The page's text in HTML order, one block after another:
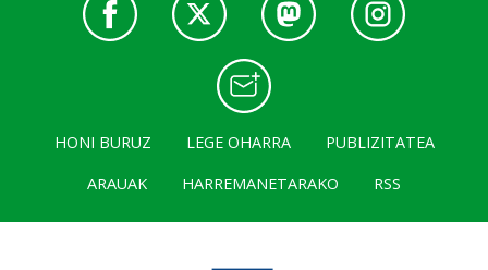
HONI BURUZ LEGE OHARRA
PUBLIZITATEA
ARAUAK
HARREMANETARAKO RSS